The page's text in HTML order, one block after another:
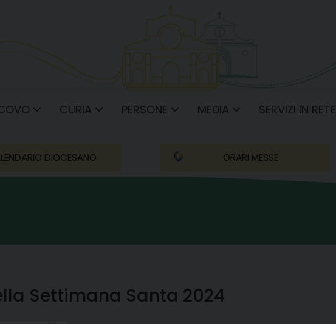
CURIA PERSONE MEDIA SERVIZI IN RETE
DIOCESANO ORARI MESSE
Settimana Santa 2024